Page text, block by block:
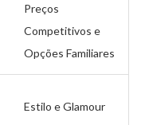
Preços
Competitivos e
Opções Familiares
Estilo e Glamour